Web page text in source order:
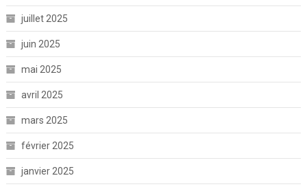
juillet 2025
juin 2025
mai 2025
avril 2025
mars 2025
février 2025
janvier 2025